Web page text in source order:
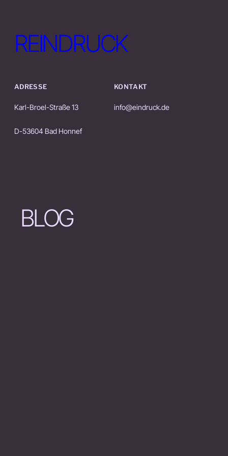
REINDRUCK
ADRESSE
Karl-Broel-Straße 13
D-53604 Bad Honnef
KONTAKT
info@eindruck.de
BLOG